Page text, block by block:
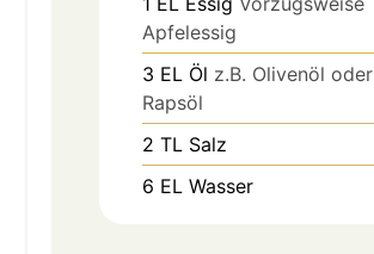
Apfelessig
3 EL Öl z.B. Olivenöl oder
Rapsöl
2 TL Salz
6 EL Wasser